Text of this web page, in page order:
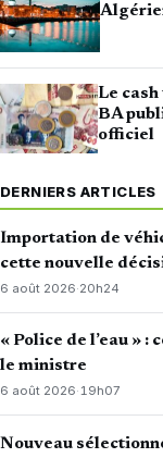
Le
BA
officiel
DERNIERS ARTICLES
Importation de
cette nouvelle
6 août 2026·20h24
« Police de l’eau »
le ministre
6 août 2026·19h07
Nouveau